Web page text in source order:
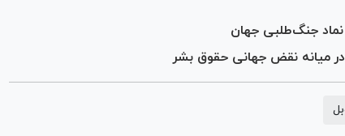
نماد جنگ‌طلبی جهان
در میانه نقض جهانی حقوق بشر